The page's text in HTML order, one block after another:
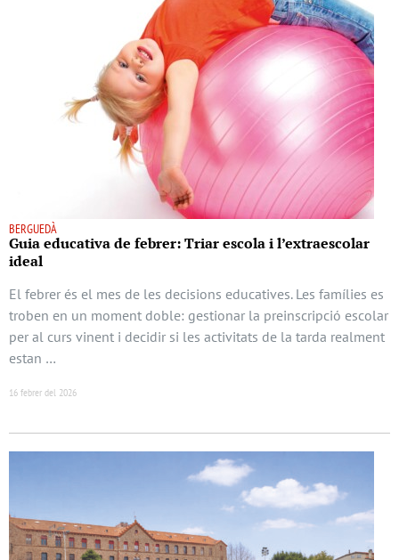
BERGUEDÀ
Guia educativa de febrer: Triar escola i l’extraescolar
ideal
El febrer és el mes de les decisions educatives. Les famílies es
troben en un moment doble: gestionar la preinscripció escolar
per al curs vinent i decidir si les activitats de la tarda realment
estan …
16 febrer del 2026